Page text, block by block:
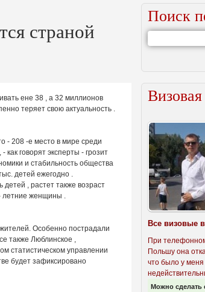
страной
ене 38 , а 32 миллионов
теряет свою актуальность .
- 208 -е место в мире среди
говорят эксперты - грозит
и стабильность общества
детей ежегодно .
, растет также возраст
летние женщины .
Особенно пострадали
также Люблинское ,
статистическом управлении
будет зафиксировано
Поиск
Все визовые
При
Польшу она
что было у
Можно